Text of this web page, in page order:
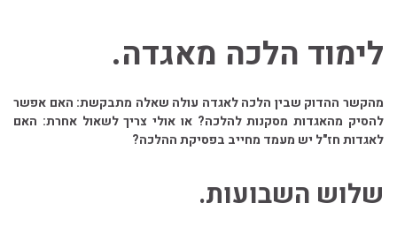
לימוד הלכה מאגדה.
מהקשר ההדוק שבין הלכה לאגדה עולה שאלה מתבקשת: האם אפשר
להסיק מהאגדות מסקנות להלכה? או אולי צריך לשאול אחרת: האם
לאגדות חז"ל יש מעמד מחייב בפסיקת ההלכה?
שלוש השבועות.